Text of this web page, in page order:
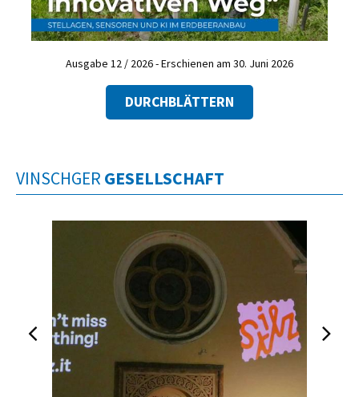
Ausgabe 12 / 2026 - Erschienen am 30. Juni 2026
DURCHBLÄTTERN
VINSCHGER GESELLSCHAFT